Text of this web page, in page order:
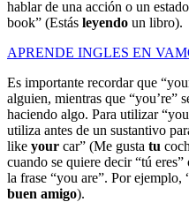
hablar de una acción o un
book” (Estás leyendo un libro).
APRENDE INGLES EN
Es importante recordar que
alguien, mientras que “you’re”
haciendo algo. Para utilizar
utiliza antes de un sustantivo
like your car” (Me gusta tu
cuando se quiere decir “tú
la frase “you are”. Por ejemplo,
buen amigo).